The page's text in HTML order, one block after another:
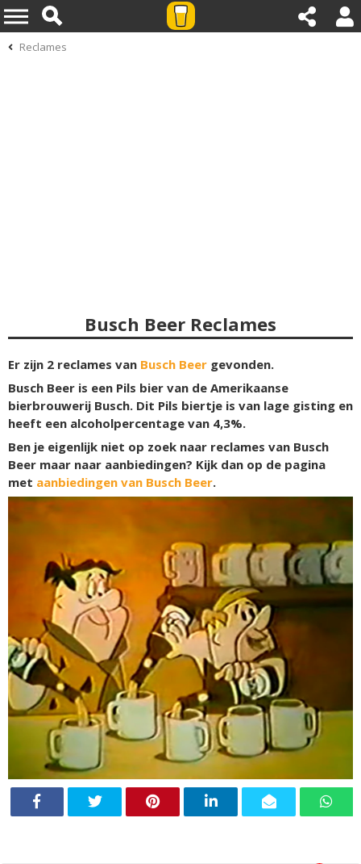
Reclames
Busch Beer Reclames
Er zijn 2 reclames van Busch Beer gevonden.
Busch Beer is een Pils bier van de Amerikaanse
bierbrouwerij Busch. Dit Pils biertje is van lage gisting en
heeft een alcoholpercentage van 4,3%.
Ben je eigenlijk niet op zoek naar reclames van Busch
Beer maar naar aanbiedingen? Kijk dan op de pagina
met aanbiedingen van Busch Beer.